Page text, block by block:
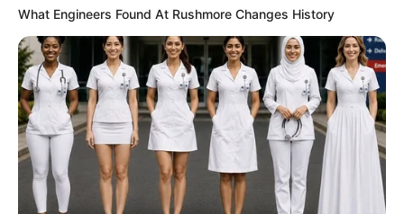
What Engineers Found At Rushmore Changes History